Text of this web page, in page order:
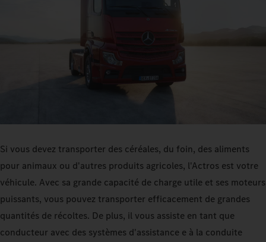
Si vous devez transporter des céréales, du foin, des aliments
pour animaux ou d'autres produits agricoles, l'Actros est votre
véhicule. Avec sa grande capacité de charge utile et ses moteurs
puissants, vous pouvez transporter efficacement de grandes
quantités de récoltes. De plus, il vous assiste en tant que
conducteur avec des systèmes d'assistance e à la conduite